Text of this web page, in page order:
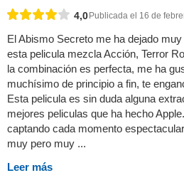
4,0Publicada el 16 de
El Abismo Secreto me ha dejado
esta pelicula mezcla Acción, Terror
la combinación es perfecta, me ha
muchísimo de principio a fin, te
Esta pelicula es sin duda alguna
mejores peliculas que ha hecho
captando cada momento
muy pero muy ...
Leer más